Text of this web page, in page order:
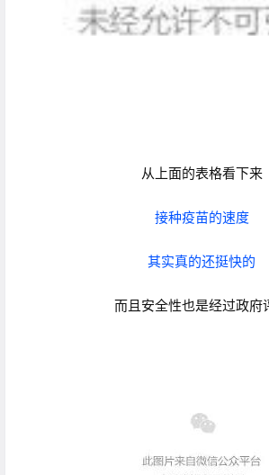
从上面的表格看下来
接种疫苗的速度
其实真的还挺快的
而且安全性也是经过政府